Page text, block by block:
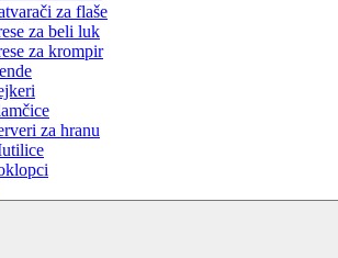
za flaše
za beli luk
za krompir
za hranu